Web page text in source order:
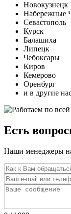
Новокузнецк
Набережные
Севастополь
Курск
Балашиха
Липецк
Чебоксары
Киров
Кемерово
Оренбург
и в другие
Есть
Наши менеджеры